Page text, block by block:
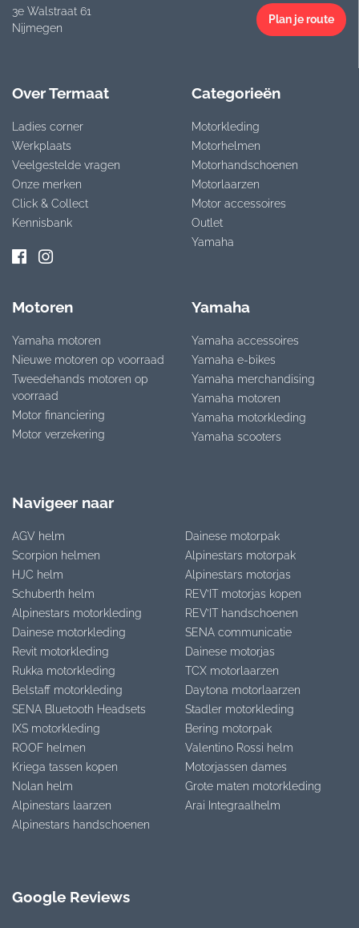
3e Walstraat 61
Nijmegen
Plan je route
Over Termaat
Ladies corner
Werkplaats
Veelgestelde vragen
Onze merken
Click & Collect
Kennisbank
Categorieën
Motorkleding
Motorhelmen
Motorhandschoenen
Motorlaarzen
Motor accessoires
Outlet
Yamaha
Motoren
Yamaha motoren
Nieuwe motoren op voorraad
Tweedehands motoren op
voorraad
Motor financiering
Motor verzekering
Yamaha
Yamaha accessoires
Yamaha e-bikes
Yamaha merchandising
Yamaha motoren
Yamaha motorkleding
Yamaha scooters
Navigeer naar
AGV helm
Scorpion helmen
HJC helm
Schuberth helm
Alpinestars motorkleding
Dainese motorkleding
Revit motorkleding
Rukka motorkleding
Belstaff motorkleding
SENA Bluetooth Headsets
IXS motorkleding
ROOF helmen
Kriega tassen kopen
Nolan helm
Alpinestars laarzen
Alpinestars handschoenen
Dainese motorpak
Alpinestars motorpak
Alpinestars motorjas
REV’IT motorjas kopen
REV’IT handschoenen
SENA communicatie
Dainese motorjas
TCX motorlaarzen
Daytona motorlaarzen
Stadler motorkleding
Bering motorpak
Valentino Rossi helm
Motorjassen dames
Grote maten motorkleding
Arai Integraalhelm
Google Reviews